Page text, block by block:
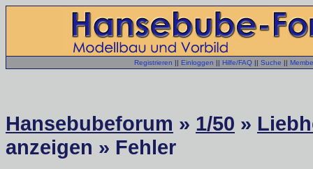
Registrieren || Einloggen || Hilfe/FAQ || Suche ||
Hansebubeforum » 1/50 »
anzeigen » Fehler